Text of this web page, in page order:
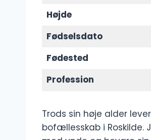
Højde
Fødselsdato
Fødested
Profession
Trods sin høje alder
bofællesskab i Roskilde.